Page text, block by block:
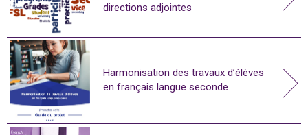
directions adjointes
Harmonisation des travaux d’élèves
en français langue seconde